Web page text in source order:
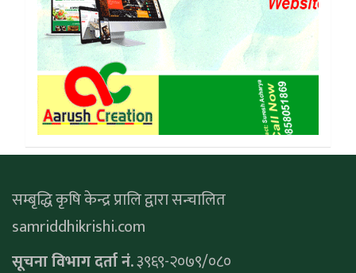
सम्बृद्धि कृषि केन्द्र प्रालि द्वारा सन्चालित
samriddhikrishi.com
सूचना विभाग दर्ता नं.३९६९-२०७९/०८०